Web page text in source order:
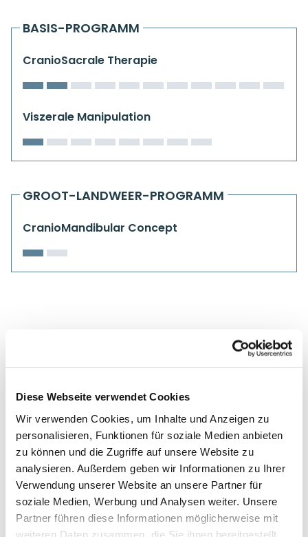
Diese Webseite verwendet Cookies
Wir verwenden Cookies, um Inhalte und Anzeigen zu
personalisieren, Funktionen für soziale Medien anbieten
zu können und die Zugriffe auf unsere Website zu
analysieren. Außerdem geben wir Informationen zu Ihrer
Verwendung unserer Website an unsere Partner für
soziale Medien, Werbung und Analysen weiter. Unsere
Partner führen diese Informationen möglicherweise mit
weiteren Daten zusammen, die Sie ihnen bereitgestellt
BASIS-PROGRAMM
CranioSacrale Therapie
Viszerale Manipulation
GROOT-LANDWEER-PROGRAMM
CranioMandibular Concept